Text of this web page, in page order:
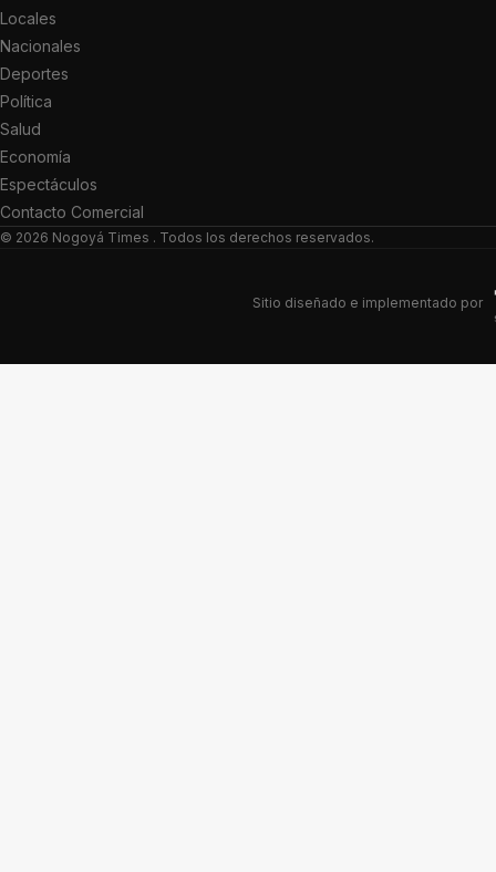
Locales
Nacionales
Deportes
Política
Salud
Economía
Espectáculos
Contacto Comercial
© 2026 Nogoyá Times . Todos los derechos reservados.
Sitio diseñado e implementado por